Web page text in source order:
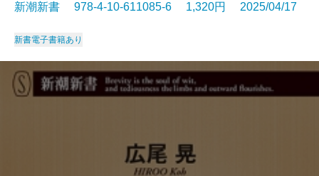
新潮新書 978-4-10-611085-6 1,320円 2025/04/17
新書電子書籍あり